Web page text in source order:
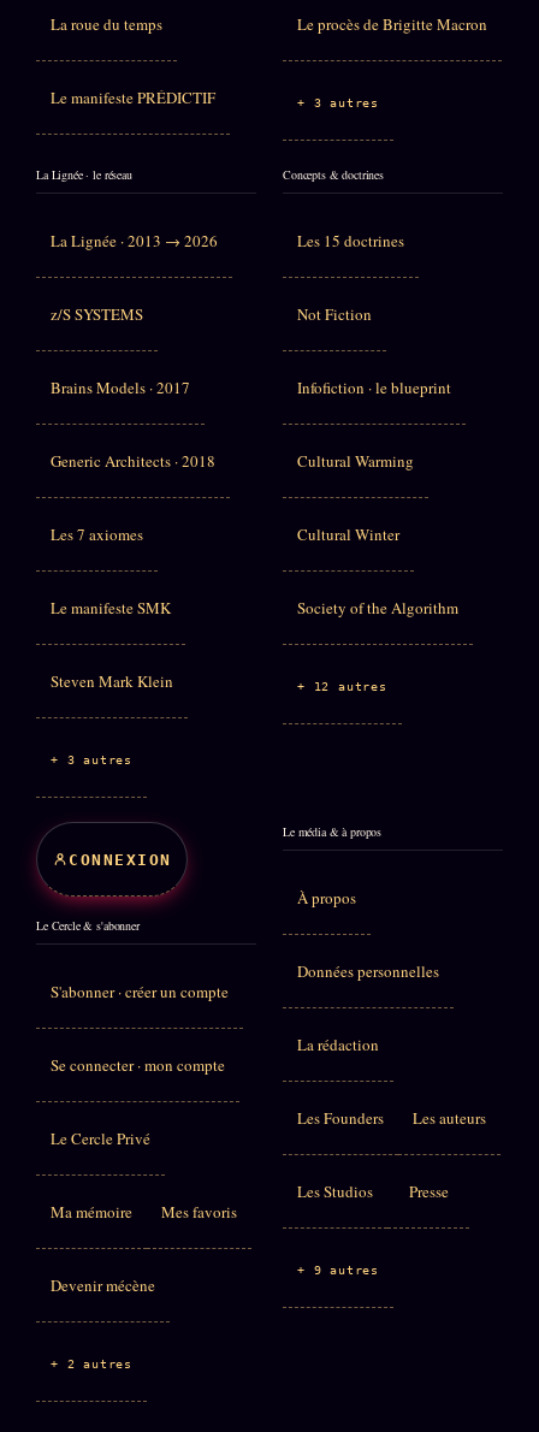
La roue du temps
Le manifeste PRÉDICTIF
Le procès de Brigitte Macron
+ 3 autres
La Lignée · le réseau
La Lignée · 2013 → 2026
z/S SYSTEMS
Brains Models · 2017
Generic Architects · 2018
Les 7 axiomes
Le manifeste SMK
Steven Mark Klein
+ 3 autres
Concepts & doctrines
Les 15 doctrines
Not Fiction
Infofiction · le blueprint
Cultural Warming
Cultural Winter
Society of the Algorithm
+ 12 autres
CONNEXION
Le Cercle & s'abonner
S'abonner · créer un compte
Se connecter · mon compte
Le Cercle Privé
Ma mémoire Mes favoris
Devenir mécène
+ 2 autres
Le média & à propos
À propos
Données personnelles
La rédaction
Les Founders Les auteurs
Les Studios Presse
+ 9 autres